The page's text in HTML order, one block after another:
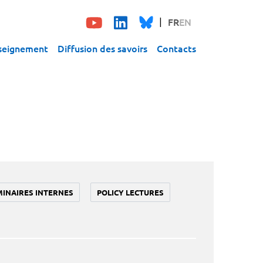
FREN
Diffusion des savoirs Contacts
INTERNES POLICY LECTURES